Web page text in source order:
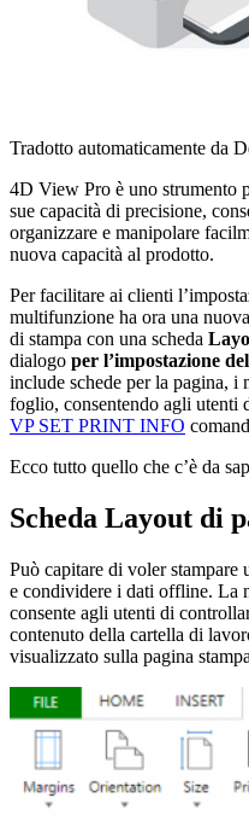
Tradotto automaticamente da
4D View Pro è uno strumento
sue capacità di precisione,
organizzare e manipolare
nuova capacità al prodotto.
Per facilitare ai clienti
multifunzione ha ora una
di stampa con una scheda
dialogo per l’impostazione
include schede per la pagina, i
foglio, consentendo agli utenti
VP SET PRINT INFO
Ecco tutto quello che c’è da
Scheda Layout di
Può capitare di voler stampare
e condividere i dati offline. La
consente agli utenti di
contenuto della cartella di
visualizzato sulla pagina